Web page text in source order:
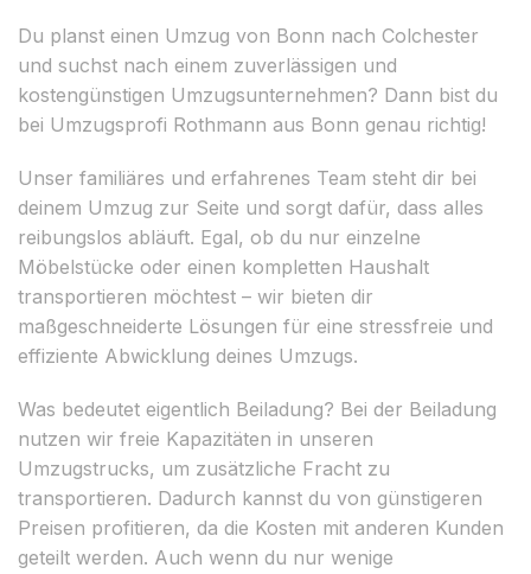
Du planst einen Umzug von Bonn nach Colchester
und suchst nach einem zuverlässigen und
kostengünstigen Umzugsunternehmen? Dann bist du
bei Umzugsprofi Rothmann aus Bonn genau richtig!
Unser familiäres und erfahrenes Team steht dir bei
deinem Umzug zur Seite und sorgt dafür, dass alles
reibungslos abläuft. Egal, ob du nur einzelne
Möbelstücke oder einen kompletten Haushalt
transportieren möchtest – wir bieten dir
maßgeschneiderte Lösungen für eine stressfreie und
effiziente Abwicklung deines Umzugs.
Was bedeutet eigentlich Beiladung? Bei der Beiladung
nutzen wir freie Kapazitäten in unseren
Umzugstrucks, um zusätzliche Fracht zu
transportieren. Dadurch kannst du von günstigeren
Preisen profitieren, da die Kosten mit anderen Kunden
geteilt werden. Auch wenn du nur wenige